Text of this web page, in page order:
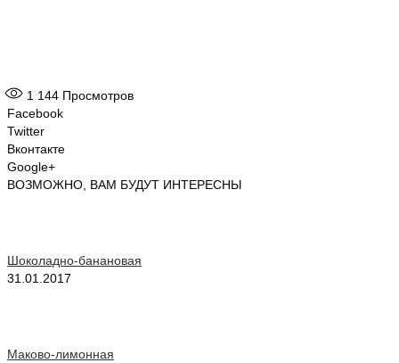
1 144 Просмотров
Facebook
Twitter
Вконтакте
Google+
ВОЗМОЖНО, ВАМ БУДУТ ИНТЕРЕСНЫ
Шоколадно-банановая
31.01.2017
Маково-лимонная